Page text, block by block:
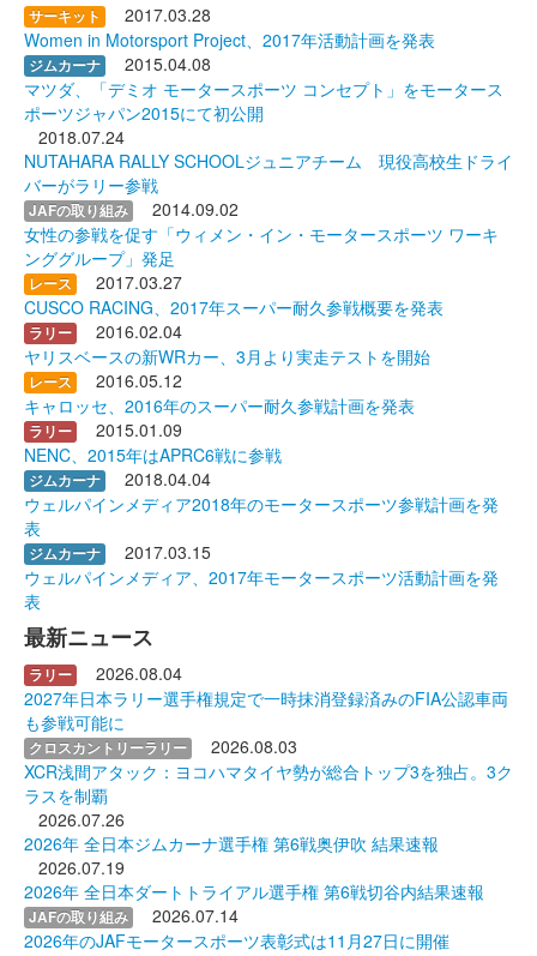
サーキット
2017.03.28
Women in Motorsport Project、2017年活動計画を発表
ジムカーナ
2015.04.08
マツダ、「デミオ モータースポーツ コンセプト」をモータース
ポーツジャパン2015にて初公開
2018.07.24
NUTAHARA RALLY SCHOOLジュニアチーム 現役高校生ドライ
バーがラリー参戦
JAFの取り組み
2014.09.02
女性の参戦を促す「ウィメン・イン・モータースポーツ ワーキ
ンググループ」発足
レース
2017.03.27
CUSCO RACING、2017年スーパー耐久参戦概要を発表
ラリー
2016.02.04
ヤリスベースの新WRカー、3月より実走テストを開始
レース
2016.05.12
キャロッセ、2016年のスーパー耐久参戦計画を発表
ラリー
2015.01.09
NENC、2015年はAPRC6戦に参戦
ジムカーナ
2018.04.04
ウェルパインメディア2018年のモータースポーツ参戦計画を発
表
ジムカーナ
2017.03.15
ウェルパインメディア、2017年モータースポーツ活動計画を発
表
最新ニュース
ラリー
2026.08.04
2027年日本ラリー選手権規定で一時抹消登録済みのFIA公認車両
も参戦可能に
クロスカントリーラリー
2026.08.03
XCR浅間アタック：ヨコハマタイヤ勢が総合トップ3を独占。3ク
ラスを制覇
2026.07.26
2026年 全日本ジムカーナ選手権 第6戦奥伊吹 結果速報
2026.07.19
2026年 全日本ダートトライアル選手権 第6戦切谷内結果速報
JAFの取り組み
2026.07.14
2026年のJAFモータースポーツ表彰式は11月27日に開催